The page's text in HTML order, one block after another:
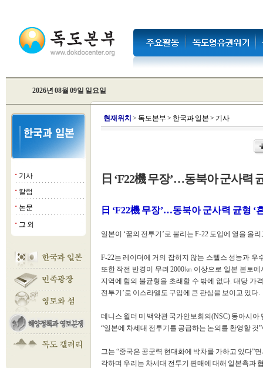
2026년 08월 09일 일요일
■ 기사
■ 칼럼
■ 논문
■ 그 외
현재위치 > 독도본부 > 한국과 일본 > 기사
日 ‘F22機 무장’…동북아 군사력
日 ‘F22機 무장’…동북아 군사력 균형 ‘
일본이 ‘꿈의 전투기’로 불리는 F-22 도입에 열을 올
F-22는 레이더에 거의 잡히지 않는 스텔스 성능과
또한 작전 반경이 무려 2000㎞ 이상으로 일본 본토
지역에 힘의 불균형을 초래할 수 밖에 없다. 대당 가
전투기’로 이스라엘도 구입에 큰 관심을 보이고 있다.
데니스 윌더 미 백악관 국가안보회의(NSC) 동아시아
“일본에 차세대 전투기를 공급하는 논의를 환영할 것
그는 “중국은 공군력 현대화에 박차를 가하고 있다”
각하며 우리는 차세대 전투기 판매에 대해 일본측과